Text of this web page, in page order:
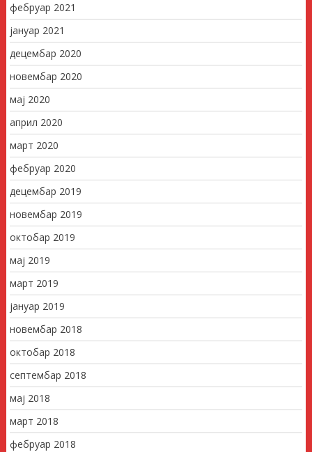
фебруар 2021
јануар 2021
децембар 2020
новембар 2020
мај 2020
април 2020
март 2020
фебруар 2020
децембар 2019
новембар 2019
октобар 2019
мај 2019
март 2019
јануар 2019
новембар 2018
октобар 2018
септембар 2018
мај 2018
март 2018
фебруар 2018